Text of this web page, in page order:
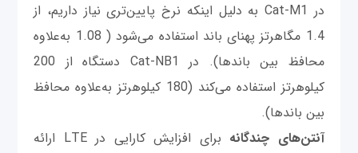
در Cat-M1 به دلیل اینکه نرخ پایین‌تری نیاز داریم، از
1.4 مگاهرتز پهنای باند استفاده می‌شود ( 1.08 به‌علاوه
محافظ بین باندها). در Cat-NB1 دستگاه از 200
کیلوهرتز استفاده می‌کند (180 کیلوهرتز به‌علاوه محافظ
بین باندها).
آنتن‌های چندگانه
برای افزایش کارایی در LTE ارائه